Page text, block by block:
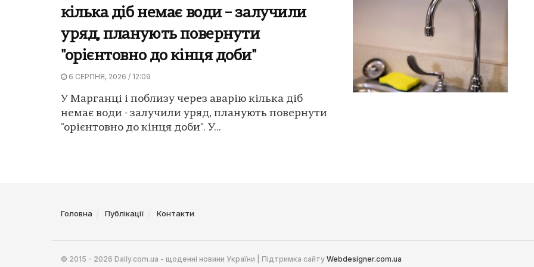
кілька діб немає води – залучили
уряд, планують повернути
"орієнтовно до кінця доби"
6 СЕРПНЯ, 2026 / 12:09
У Марганці і поблизу через аварію кілька діб
немає води - залучили уряд, планують повернути
"орієнтовно до кінця доби". У...
Головна Публікації Контакти
© 2015 - 2026 Daily.com.ua - щоденні новини України | Підтримка сайту Webdesigner.com.ua